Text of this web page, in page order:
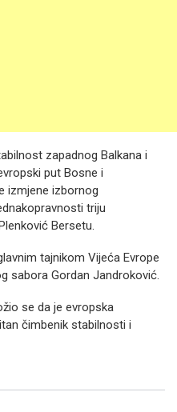
zapadnog Balkana i
put Bosne i
izmjene izbornog
triju
Bersetu.
tajnikom Vijeća Evrope
sabora Gordan Jandroković.
se da je evropska
čimbenik stabilnosti i